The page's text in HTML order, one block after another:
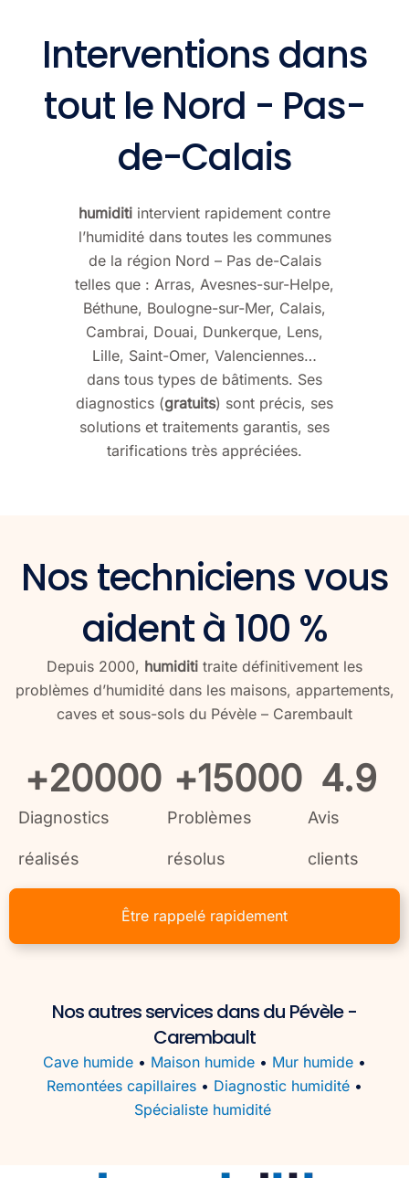
Interventions dans
tout le Nord - Pas-
de-Calais
humiditi intervient rapidement contre
l’humidité dans toutes les communes
de la région Nord – Pas de-Calais
telles que : Arras, Avesnes-sur-Helpe,
Béthune, Boulogne-sur-Mer, Calais,
Cambrai, Douai, Dunkerque, Lens,
Lille, Saint-Omer, Valenciennes…
dans tous types de bâtiments. Ses
diagnostics (gratuits) sont précis, ses
solutions et traitements garantis, ses
tarifications très appréciées.
Nos techniciens vous
aident à 100 %
Depuis 2000, humiditi traite définitivement les
problèmes d’humidité dans les maisons, appartements,
caves et sous-sols du Pévèle – Carembault
Diagnostics
réalisés
+20000
Problèmes
résolus
+15000
Avis
clients
4.9
Être rappelé rapidement
Nos autres services dans du Pévèle -
Carembault
Cave humide • Maison humide • Mur humide •
Remontées capillaires • Diagnostic humidité •
Spécialiste humidité